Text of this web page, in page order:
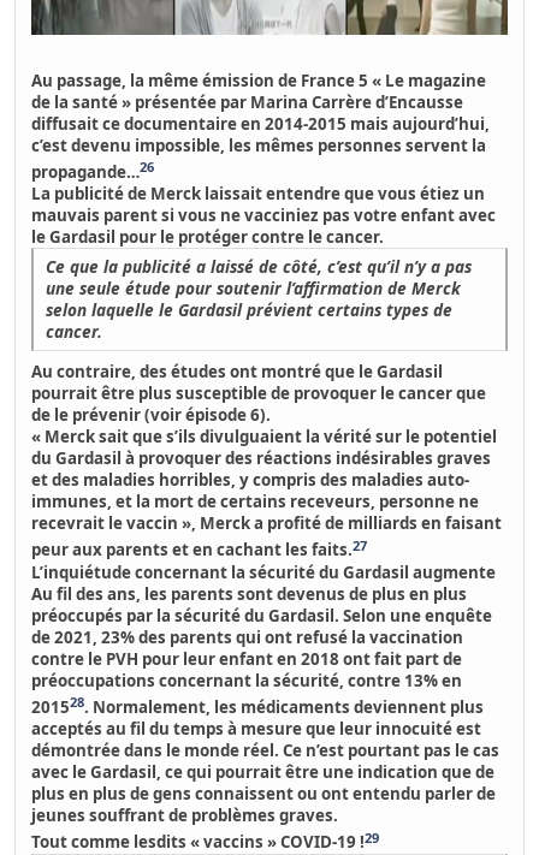
Au passage, la même émission de France 5 « Le magazine
de la santé » présentée par Marina Carrère d’Encausse
diffusait ce documentaire en 2014-2015 mais aujourd’hui,
c’est devenu impossible, les mêmes personnes servent la
propagande…26
La publicité de Merck laissait entendre quevous étiez un
mauvais parent si vous ne vacciniez pas votre enfant avec
le Gardasil pour le protéger contre le cancer.
Ce que la publicité a laissé de côté, c’est qu’il n’y a pas
une seule étude pour soutenir l’affirmation de Merck
selon laquelle le Gardasil prévient certains types de
cancer.
Au contraire, des études ont montré que leGardasil
pourrait être plus susceptible de provoquer le cancer que
de le prévenir(voir épisode 6).
« Merck sait que s’ils divulguaient la vérité sur le potentiel
du Gardasil à provoquer des réactions indésirables graves
et des maladies horribles, y compris des maladies auto-
immunes, et la mort de certains receveurs, personne ne
recevrait le vaccin », Merck a profité de milliards en faisant
peur aux parents et en cachant les faits.27
L’inquiétude concernant la sécurité du Gardasil augmente
Au fil des ans, les parents sont devenus de plus en plus
préoccupés par la sécurité du Gardasil. Selon une enquête
de 2021, 23% des parents qui ont refusé la vaccination
contre le PVH pour leur enfant en 2018 ont fait part de
préoccupations concernant la sécurité, contre 13% en
201528. Normalement, les médicaments deviennent plus
acceptés au fil du temps à mesure que leur innocuité est
démontrée dans le monde réel. Ce n’est pourtant pas le cas
avec le Gardasil, ce qui pourrait être une indication que de
plus en plus de gens connaissent ou ont entendu parler de
jeunes souffrant de problèmes graves.
Tout comme lesdits « vaccins » COVID-19 !29